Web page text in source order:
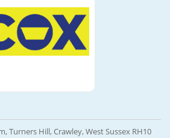
Turners Hill, Crawley, West Sussex RH10